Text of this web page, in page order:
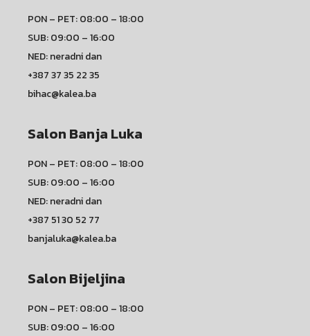
PON – PET: 08:00 – 18:00
SUB: 09:00 – 16:00
NED: neradni dan
+387 37 35 22 35
bihac@kalea.ba
Salon Banja Luka
PON – PET: 08:00 – 18:00
SUB: 09:00 – 16:00
NED: neradni dan
+387 51 30 52 77
banjaluka@kalea.ba
Salon Bijeljina
PON – PET: 08:00 – 18:00
SUB: 09:00 – 16:00